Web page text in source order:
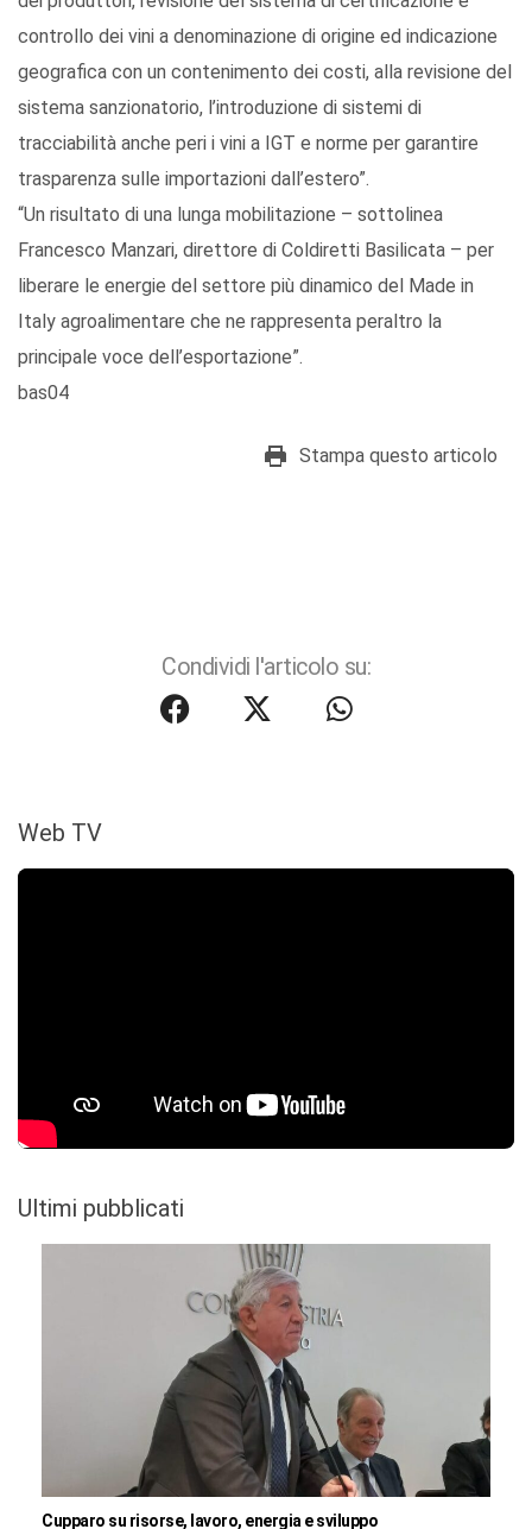
controllo dei vini a denominazione di origine ed indicazione
geografica con un contenimento dei costi, alla revisione del
sistema sanzionatorio, l’introduzione di sistemi di
tracciabilità anche peri i vini a IGT e norme per garantire
trasparenza sulle importazioni dall’estero”.
“Un risultato di una lunga mobilitazione – sottolinea
Francesco Manzari, direttore di Coldiretti Basilicata – per
liberare le energie del settore più dinamico del Made in
Italy agroalimentare che ne rappresenta peraltro la
principale voce dell’esportazione”.
bas04
Stampa questo articolo
Condividi l'articolo su:
Web TV
Ultimi pubblicati
Cupparo su risorse, lavoro, energia e sviluppo